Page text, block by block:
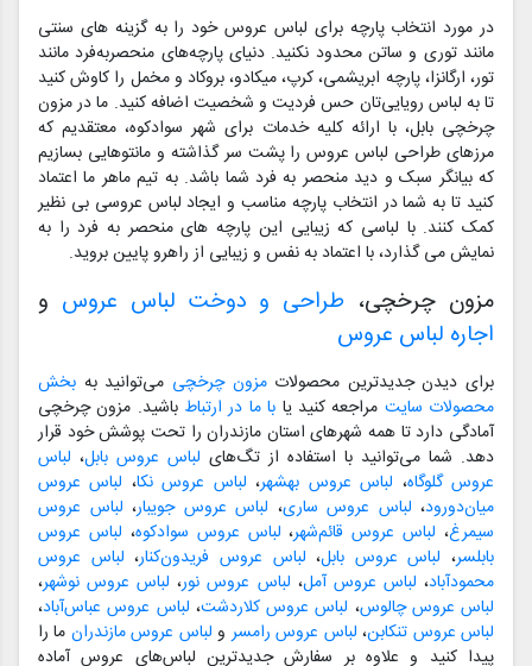
در مورد انتخاب پارچه برای لباس عروس خود را به گزینه های سنتی
مانند توری و ساتن محدود نکنید. دنیای پارچه‌های منحصربه‌فرد مانند
تور، ارگانزا، پارچه ابریشمی، کرپ، میکادو، بروکاد و مخمل را کاوش کنید
تا به لباس رویایی‌تان حس فردیت و شخصیت اضافه کنید. ما در مزون
چرخچی بابل، با ارائه کلیه خدمات برای شهر سوادکوه، معتقدیم که
مرزهای طراحی لباس عروس را پشت سر گذاشته و مانتوهایی بسازیم
که بیانگر سبک و دید منحصر به فرد شما باشد. به تیم ماهر ما اعتماد
کنید تا به شما در انتخاب پارچه مناسب و ایجاد لباس عروسی بی نظیر
کمک کنند. با لباسی که زیبایی این پارچه های منحصر به فرد را به
نمایش می گذارد، با اعتماد به نفس و زیبایی از راهرو پایین بروید.
مزون چرخچی، طراحی و دوخت لباس عروس و
اجاره لباس عروس
برای دیدن جدیدترین محصولاتمزون چرخچی می‌توانید به بخش
محصولات سایت مراجعه کنید یا با ما در ارتباط باشید. مزون چرخچی
آمادگی دارد تا همه شهرهای استان مازندران را تحت پوشش خود قرار
دهد. شما می‌توانید با استفاده از تگ‌های لباس عروس بابل، لباس
عروس گلوگاه، لباس عروس بهشهر، لباس عروس نکا، لباس عروس
میان‌دورود، لباس عروس ساری، لباس عروس جویبار، لباس عروس
سیمرغ، لباس عروس قائم‌شهر، لباس عروس سوادکوه، لباس عروس
بابلسر، لباس عروس بابل، لباس عروس فریدون‌کنار، لباس عروس
محمودآباد، لباس عروس آمل، لباس عروس نور، لباس عروس نوشهر،
لباس عروس چالوس، لباس عروس کلاردشت، لباس عروس عباس‌آباد،
لباس عروس تنکابن، لباس عروس رامسر و لباس عروس مازندران ما را
پیدا کنید و علاوه بر سفارش جدیدترین لباس‌های عروس آماده